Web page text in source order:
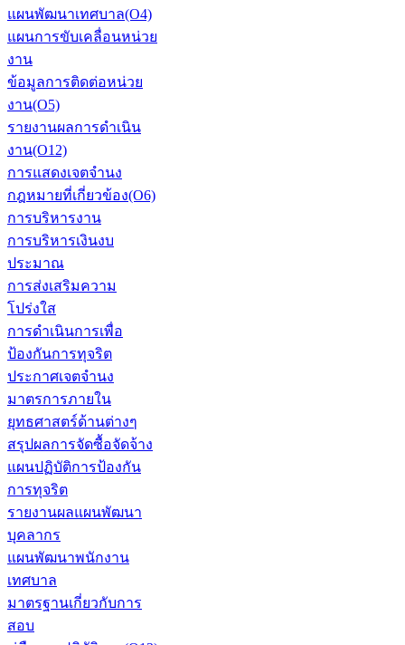
แผนพัฒนาเทศบาล(O4)
แผนการขับเคลื่อนหน่วย
งาน
ข้อมูลการติดต่อหน่วย
งาน(O5)
รายงานผลการดำเนิน
งาน(O12)
การแสดงเจตจำนง
กฎหมายที่เกี่ยวข้อง(O6)
การบริหารงาน
การบริหารเงินงบ
ประมาณ
การส่งเสริมความ
โปร่งใส
การดำเนินการเพื่อ
ป้องกันการทุจริต
ประกาศเจตจำนง
มาตรการภายใน
ยุทธศาสตร์ด้านต่างๆ
สรุปผลการจัดซื้อจัดจ้าง
แผนปฏิบัติการป้องกัน
การทุจริต
รายงานผลแผนพัฒนา
บุคลากร
แผนพัฒนาพนักงาน
เทศบาล
มาตรฐานเกี่ยวกับการ
สอบ